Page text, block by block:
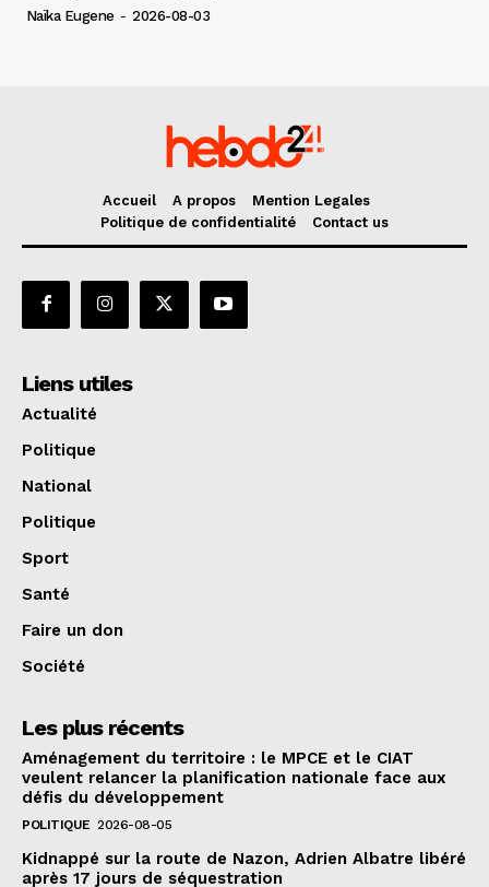
Naïka Eugene - 2026-08-03
Accueil A propos
Mention Legales
Politique de confidentialité
Contact us
Liens utiles
Actualité
Politique
National
Politique
Sport
Santé
Faire un don
Société
Les plus récents
Aménagement du territoire : le MPCE et le CIAT
veulent relancer la planification nationale face aux
défis du développement
POLITIQUE 2026-08-05
Kidnappé sur la route de Nazon, Adrien Albatre libéré
après 17 jours de séquestration